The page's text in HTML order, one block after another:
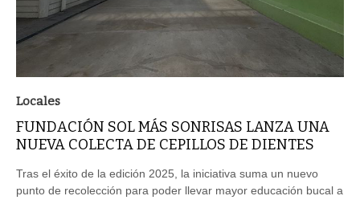
FUNDACIÓN SOL MÁS SONRISAS LANZA UNA
NUEVA COLECTA DE CEPILLOS DE DIENTES
punto de recolección para poder llevar mayor educación bucal a
la comunidad del Jardín de Infantes y Casa del Niño Juanito